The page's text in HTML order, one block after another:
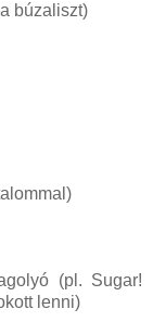
búzaliszt)
(pl. Sugar!
lenni)